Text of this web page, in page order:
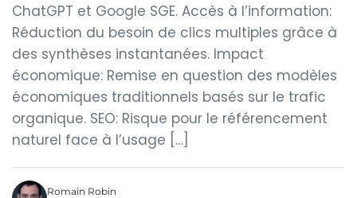
ChatGPT et Google SGE. Accès à l’information:
Réduction du besoin de clics multiples grâce à
des synthèses instantanées. Impact
économique: Remise en question des modèles
économiques traditionnels basés sur le trafic
organique. SEO: Risque pour le référencement
naturel face à l’usage […]
Romain Robin